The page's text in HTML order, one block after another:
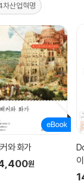
산업혁명
와 화가
원